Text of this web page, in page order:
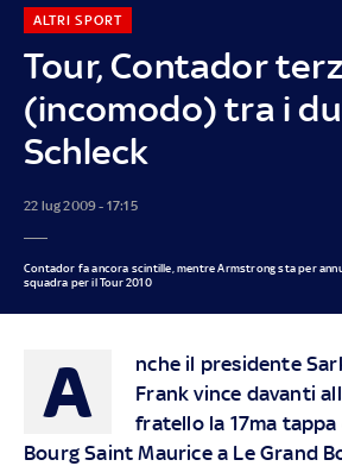
Tour, Contador
(incomodo) tra i
Schleck
ALTRI SPORT
22 lug 2009 - 17:15
Contador fa ancora scintille, mentre Armstrong sta per
squadra per il Tour 2010
A
nche il presidente
Frank vince davanti
fratello la 17ma tappa
Bourg Saint Maurice a Le Grand